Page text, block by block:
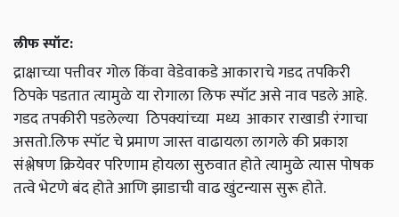
लीफ स्पॉट:
द्राक्षाच्या पत्तीवर गोल किंवा वेडेवाकडे आकाराचे गडद तपकिरी
ठिपके पडतात त्यामुळे या रोगाला लिफ स्पॉट असे नाव पडले आहे.
गडद तपकीरी पडलेल्या ठिपक्यांच्या मध्य आकार राखाडी रंगाचा
असतो.लिफ स्पॉट चे प्रमाण जास्त वाढायला लागले की प्रकाश
संश्लेषण क्रियेवर परिणाम होयला सुरुवात होते त्यामुळे त्यास पोषक
तत्वे भेटणे बंद होते आणि झाडाची वाढ खुंटन्यास सुरू होते.